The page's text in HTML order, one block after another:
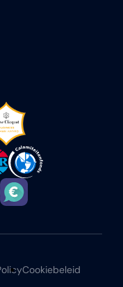
Cookiebeleid